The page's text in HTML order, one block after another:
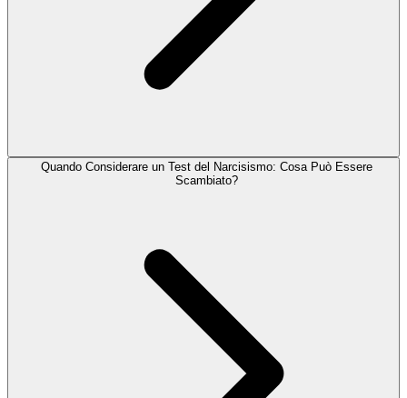
Quando Considerare un Test del Narcisismo: Cosa Può Essere
Scambiato?